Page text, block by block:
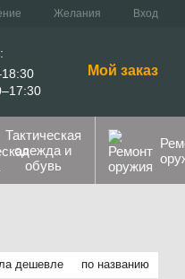
Желания Вход
Мой заказ
Тактическая
одежда и
обувь
дешевле по названию